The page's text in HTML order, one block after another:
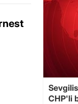
CHP'li